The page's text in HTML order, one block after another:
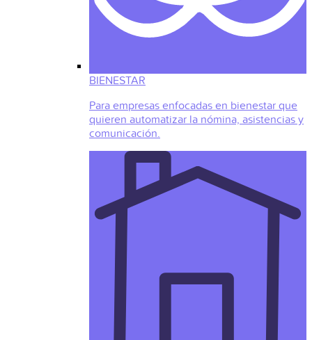
BIENESTAR
Para empresas enfocadas en bienestar que
quieren automatizar la nómina, asistencias y
comunicación.